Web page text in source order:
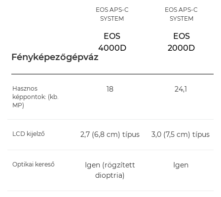
Fényképezőgépváz
EOS APS-C
SYSTEM
EOS
4000D
EOS APS-C
SYSTEM
EOS
2000D
Hasznos
képpontok: (kb.
MP)
18 24,1
LCD kijelző 2,7 (6,8 cm) típus 3,0 (7,5 cm) típus
Optikai kereső
Igen (rögzített
dioptria)
Igen